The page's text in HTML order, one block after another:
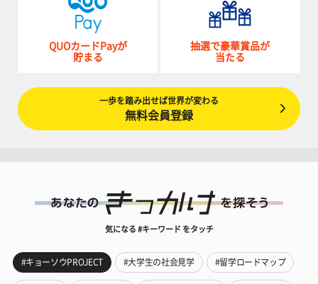
QUOカードPayが
貯まる
抽選で豪華賞品が
当たる
一歩を踏み出せば世界が変わる
無料会員登録
気になる #キーワード をタッチ
#キョーソウPROJECT #大学生の社会見学 #留学ロードマップ